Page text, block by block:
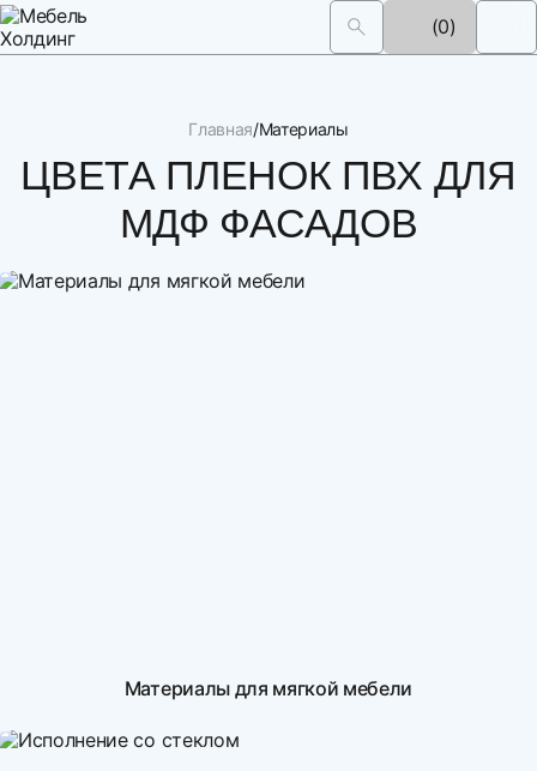
(0)
Главная Материалы
ЦВЕТА ПЛЕНОК ПВХ ДЛЯ
МДФ ФАСАДОВ
Материалы для мягкой мебели